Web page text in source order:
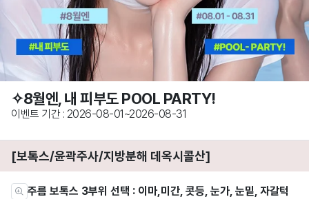
✧8월엔, 내 피부도 POOL PARTY!
이벤트 기간 : 2026-08-01~2026-08-31
[보톡스/윤곽주사/지방분해 데옥시콜산]
주름 보톡스 3부위 선택 : 이마,미간, 콧등, 눈가, 눈밑, 자갈턱